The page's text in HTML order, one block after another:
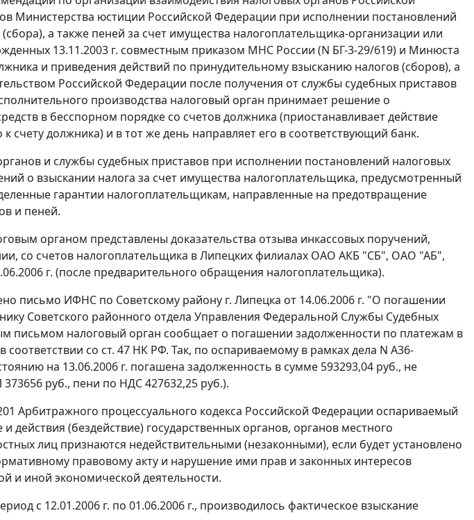
Министерства юстиции Российской Федерации при исполнении постановлений
а также пеней за счет имущества налогоплательщика-организации или
13.11.2003 г. совместным приказом МНС России (N БГ-3-29/619) и Минюста
и приведения действий по принудительному взысканию налогов (сборов), а
Российской Федерации после получения от службы судебных приставов
производства налоговый орган принимает решение о
в бесспорном порядке со счетов должника (приостанавливает действие
счету должника) и в тот же день направляет его в соответствующий банк.
и службы судебных приставов при исполнении постановлений налоговых
о взыскании налога за счет имущества налогоплательщика, предусмотренный
гарантии налогоплательщикам, направленные на предотвращение
и пеней.
органом представлены доказательства отзыва инкассовых поручений,
со счетов налогоплательщика в Липецких филиалах ОАО АКБ "СБ", ОАО "АБ",
г. (после предварительного обращения налогоплательщика).
письмо ИФНС по Советскому району г. Липецка от 14.06.2006 г. "О погашении
Советского районного отдела Управления Федеральной Службы Судебных
письмом налоговый орган сообщает о погашении задолженности по платежам в
со ст. 47 НК РФ. Так, по оспариваемому в рамках дела N А36-
на 13.06.2006 г. погашена задолженность в сумме 593293,04 руб., не
руб., пени по НДС 427632,25 руб.).
Арбитражного процессуального кодекса Российской Федерации оспариваемый
(бездействие) государственных органов, органов местного
лиц признаются недействительными (незаконными), если будет установлено
правовому акту и нарушение ими прав и законных интересов
и иной экономической деятельности.
с 12.01.2006 г. по 01.06.2006 г., производилось фактическое взыскание